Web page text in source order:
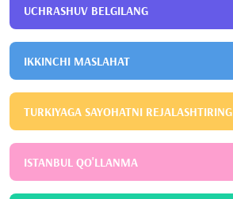
UCHRASHUV BELGILANG
IKKINCHI MASLAHAT
TURKIYAGA SAYOHATNI REJALASHTIRING
ISTANBUL QO'LLANMA